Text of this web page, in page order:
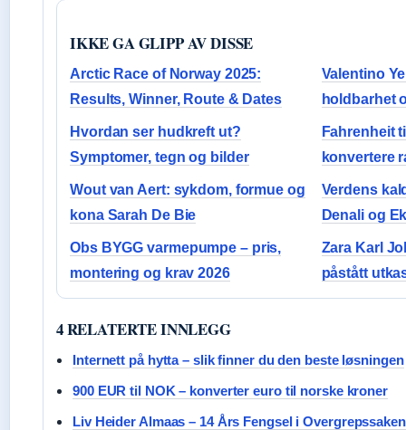
IKKE GA GLIPP AV DISSE
Arctic Race of Norway 2025:
Results, Winner, Route & Dates
Valentino
holdbarhet
Hvordan ser hudkreft ut?
Symptomer, tegn og bilder
Fahrenheit
konvertere
Wout van Aert: sykdom, formue og
kona Sarah De Bie
Verdens
Denali og
Obs BYGG varmepumpe – pris,
montering og krav 2026
Zara Karl
påstått
4 RELATERTE INNLEGG
Internett på hytta – slik finner du den beste løsningen
900 EUR til NOK – konverter euro til norske kroner
Liv Heider Almaas – 14 Års Fengsel i Overgrepssaken